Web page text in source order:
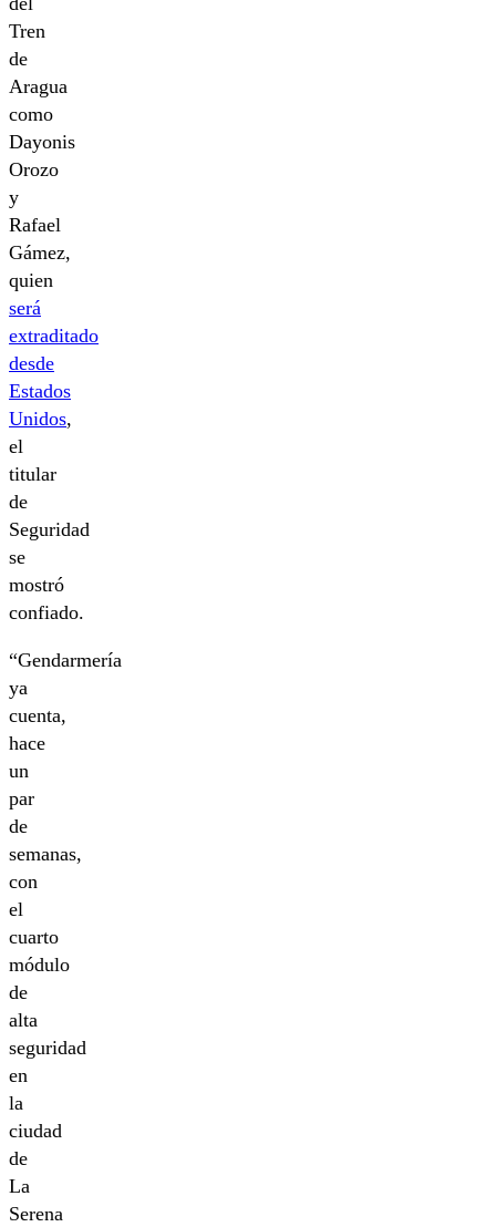
Tren
de
Aragua
como
Dayonis
Orozo
y
Rafael
Gámez,
quien
será
extraditado
desde
Estados
Unidos,
el
titular
de
Seguridad
se
mostró
confiado.
“Gendarmería
ya
cuenta,
hace
un
par
de
semanas,
con
el
cuarto
módulo
de
alta
seguridad
en
la
ciudad
de
La
Serena